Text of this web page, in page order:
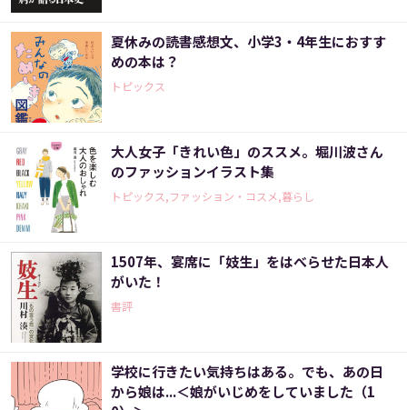
夏休みの読書感想文、小学3・4年生におすす
めの本は？
トピックス
大人女子「きれい色」のススメ。堀川波さん
のファッションイラスト集
トピックス,ファッション・コスメ,暮らし
1507年、宴席に「妓生」をはべらせた日本人
がいた！
書評
学校に行きたい気持ちはある。でも、あの日
から娘は...＜娘がいじめをしていました（1